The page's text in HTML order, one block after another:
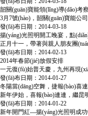
韶關(guān)寶能領(lǐng)導(dǎo)考
3月7號(hào)，韶關(guān)寶能公
發(fā)布日期：2014-03-18
揚(yáng)光照明開工晚宴，點
正月十一，帶著與親人朋友團
發(fā)布日期：2014-02-13
2014年春節(jié)放假安排
一元復(fù)始普天慶，九州再現
發(fā)布日期：2014-01-27
冬陽當(dāng)空舞，捷報(bào)喜
新年伊始，喜報(bào)連連，繼昆
發(fā)布日期：2014-01-22
新年開門紅---揚(yáng)光照明成